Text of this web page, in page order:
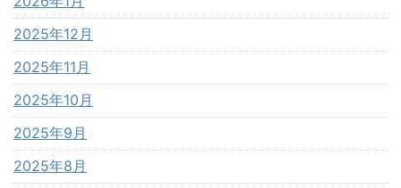
2025年12月
2025年11月
2025年10月
2025年9月
2025年8月